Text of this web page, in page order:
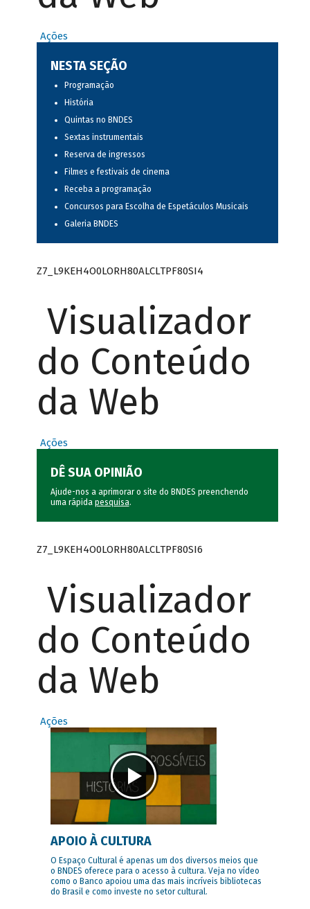
Ações
NESTA SEÇÃO
Programação
História
Quintas no BNDES
Sextas instrumentais
Reserva de ingressos
Filmes e festivais de cinema
Receba a programação
Concursos para Escolha de Espetáculos Musicais
Galeria BNDES
Z7_L9KEH4O0LORH80ALCLTPF80SI4
Visualizador
do Conteúdo
da Web
Ações
DÊ SUA OPINIÃO
Ajude-nos a aprimorar o site do BNDES preenchendo
uma rápida pesquisa.
Z7_L9KEH4O0LORH80ALCLTPF80SI6
Visualizador
do Conteúdo
da Web
Ações
APOIO À CULTURA
O Espaço Cultural é apenas um dos diversos meios que
o BNDES oferece para o acesso à cultura. Veja no vídeo
como o Banco apoiou uma das mais incríveis bibliotecas
do Brasil e como investe no setor cultural.